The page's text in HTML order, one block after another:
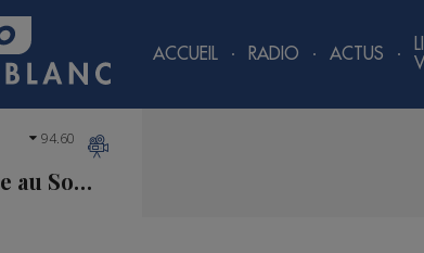
ACCUEIL RADIO ACTUS
La Musique au Sommet
94.60